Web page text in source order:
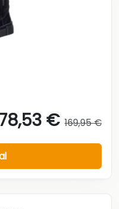
€ 169,95 €